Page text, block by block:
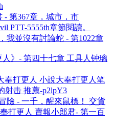
- 第367章，城市，市
PTT-5555th章節閱讀。
我並沒有討論蛇 - 第1022章
》- 第四十七章 工具人钟璃
奉打更人 小說大奉打更人笔
射击 推薦-p2lpY3
險 - 一千，醒來鼠標！ 交貨
打更人 賣報小郎君- 第一百